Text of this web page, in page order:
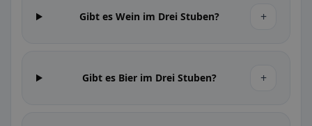
Gibt es Wein im Drei Stuben? +
Gibt es Bier im Drei Stuben? +